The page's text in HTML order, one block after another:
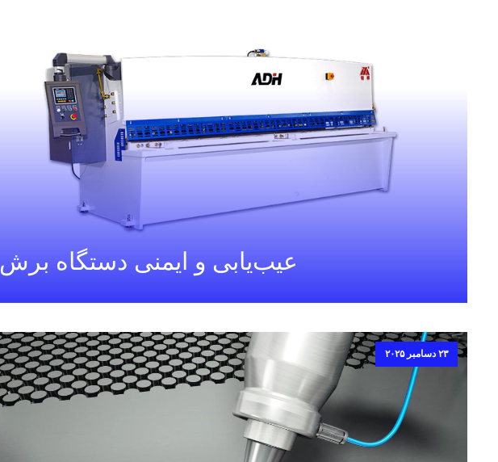
عیب‌یابی و ایمنی دستگاه برش
۲۳ دسامبر ۲۰۲۵